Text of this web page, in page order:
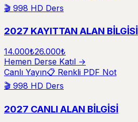
🎬 998 HD Ders
2027 KAYITTAN ALAN BİLGİSİ
14.000₺26.000₺
Hemen Derse Katıl →
Canlı Yayın📋 Renkli PDF Not
🎬 998 HD Ders
2027 CANLI ALAN BİLGİSİ